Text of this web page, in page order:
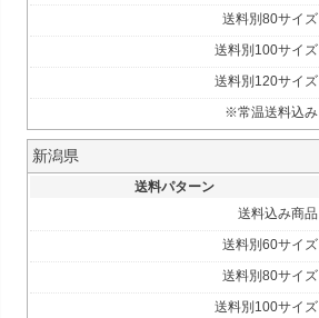
送料別80サイズ
送料別100サイズ
送料別120サイズ
※常温送料込み
新潟県
送料パターン
送料込み商品
送料別60サイズ
送料別80サイズ
送料別100サイズ